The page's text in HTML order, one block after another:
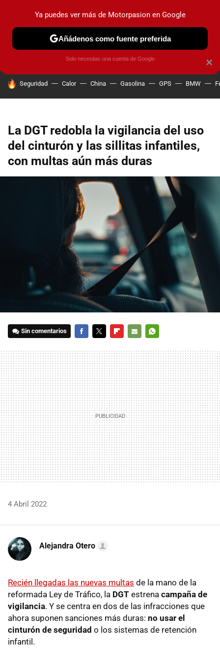
PRUEBAS COCHES ELÉCTRICOS OBSERVATORIO
HOY SE HABLA DE
Seguridad Calor China Gasolina GPS BMW
La DGT redobla la vigilancia del uso
del cinturón y las sillitas infantiles,
con multas aún más duras
Sin comentarios
MAIL
4 Abril 2022
Alejandra Otero
Recién llegadas las nuevas multas de la mano de la
reformada Ley de Tráfico, la DGT estrena campaña de
vigilancia. Y se centra en dos de las infracciones que
ahora suponen sanciones más duras: no usar el
cinturón de seguridad o los sistemas de retención
infantil.
×
Ya puedes ver más de Motorpasion en Google
Añádenos como fuente preferida
Solo necesitas una cuenta de Google